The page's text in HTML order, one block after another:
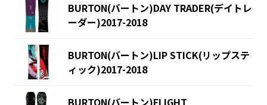
BURTON(バートン)DAY TRADER(デイトレ
ーダー)2017-2018
BURTON(バートン)LIP STICK(リップステ
ィック)2017-2018
BURTON(バートン)FLIGHT